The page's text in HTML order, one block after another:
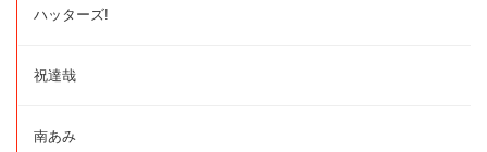
ハッターズ!
祝達哉
南あみ